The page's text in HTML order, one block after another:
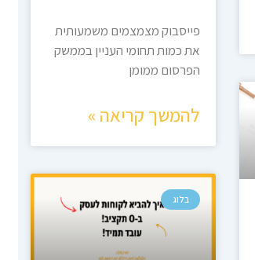
פייסבוק מצמצמים משמעותית
את כמות תחומי העניין בממשק
הפרסום ממומן
להמשך קריאה »
בלוג